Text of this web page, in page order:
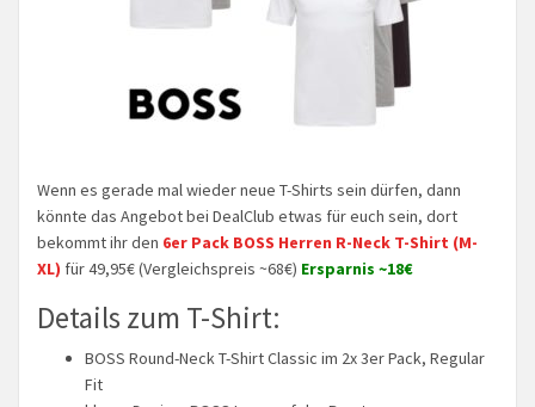
Wenn es gerade mal wieder neue T-Shirts sein dürfen, dann
könnte das Angebot bei DealClub etwas für euch sein, dort
bekommt ihr den 6er Pack BOSS Herren R-Neck T-Shirt (M-
XL) für 49,95€ (Vergleichspreis ~68€) Ersparnis ~18€
Details zum T-Shirt:
BOSS Round-Neck T-Shirt Classic im 2x 3er Pack, Regular
Fit